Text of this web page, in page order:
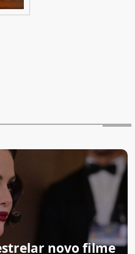
novo filme